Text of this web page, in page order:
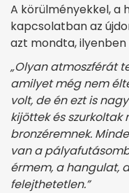
A körülményekkel, a
kapcsolatban az
azt mondta,
„Olyan atmoszférát
amilyet még nem
volt, de én ezt is
kijöttek és szurkoltak
bronzéremnek.
van a
érmem, a hangulat,
felejthetetlen.”